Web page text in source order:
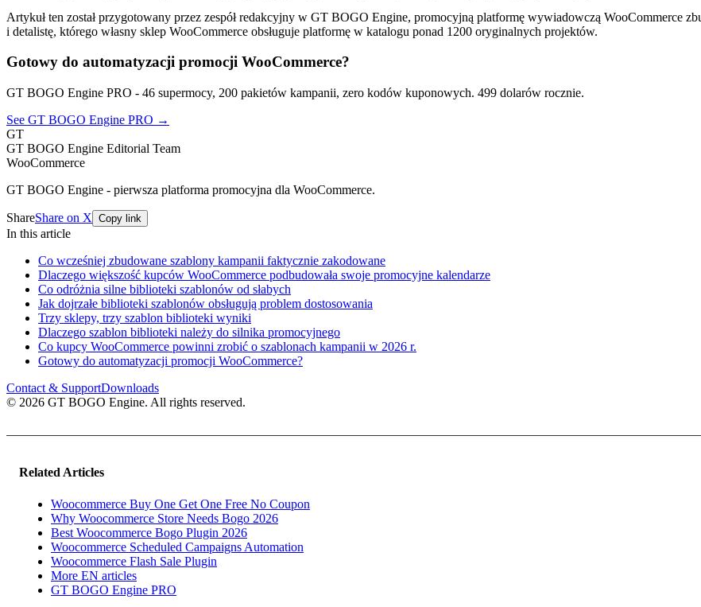
Artykuł ten został przygotowany przez zespół redakcyjny w GT BOGO Engine, promocyjną platformę wywiadowczą WooCommerce
i detalistę, którego własny sklep WooCommerce obsługuje platformę w katalogu ponad 1200 oryginalnych projektów.
Gotowy do automatyzacji promocji WooCommerce?
GT BOGO Engine PRO - 46 supermocy, 200 pakietów kampanii, zero kodów kuponowych. 499 dolarów rocznie.
See GT BOGO Engine PRO →
GT
GT BOGO Engine Editorial Team
WooCommerce
GT BOGO Engine - pierwsza platforma promocyjna dla WooCommerce.
ShareShare on X Copy link
In this article
Co wcześniej zbudowane szablony kampanii faktycznie zakodowane
Dlaczego większość kupców WooCommerce podbudowała swoje promocyjne kalendarze
Co odróżnia silne biblioteki szablonów od słabych
Jak dojrzałe biblioteki szablonów obsługują problem dostosowania
Trzy sklepy, trzy szablon biblioteki wyniki
Dlaczego szablon biblioteki należy do silnika promocyjnego
Co kupcy WooCommerce powinni zrobić o szablonach kampanii w 2026 r.
Gotowy do automatyzacji promocji WooCommerce?
Contact & SupportDownloads
© 2026 GT BOGO Engine. All rights reserved.
Related Articles
Woocommerce Buy One Get One Free No Coupon
Why Woocommerce Store Needs Bogo 2026
Best Woocommerce Bogo Plugin 2026
Woocommerce Scheduled Campaigns Automation
Woocommerce Flash Sale Plugin
More EN articles
GT BOGO Engine PRO